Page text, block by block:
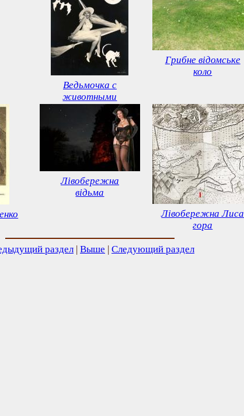
Ведьмочка с
животными
Грибне відомське
коло
Лівобережна
відьма
Лівобережна Лиса
гора
раздел | Выше | Следующий раздел